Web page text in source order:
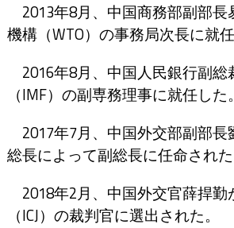
2013年8月、中国商務部副部長
機構（WTO）の事務局次長に就任
2016年8月、中国人民銀行副総
（IMF）の副専務理事に就任した。
2017年7月、中国外交部副部長
総長によって副総長に任命された
2018年2月、中国外交官薛捍勤
（ICJ）の裁判官に選出された。